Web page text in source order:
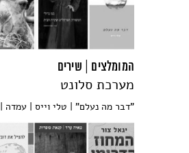
המומלצים | שירים
מערכת סלונט
"דבר מה נעלם" | טלי וייס | עמדה | 2021 שיר...